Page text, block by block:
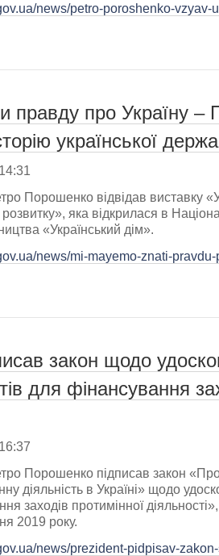
news/petro-poroshenko-
правду про Україну –
української
Порошенко відвідав виставку
яка відкрилася в
«Український дім».
news/mi-mayemo-znati-
закон щодо
для фінансування
Порошенко підписав закон
діяльність в Україні» щодо
заходів протимінної
2019 року.
news/prezident-pidpisav-